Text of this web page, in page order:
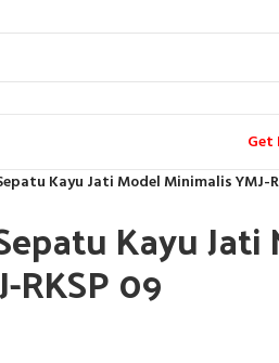
Get
Kayu Jati Model Minimalis YMJ-
Kayu Jati
RKSP 09